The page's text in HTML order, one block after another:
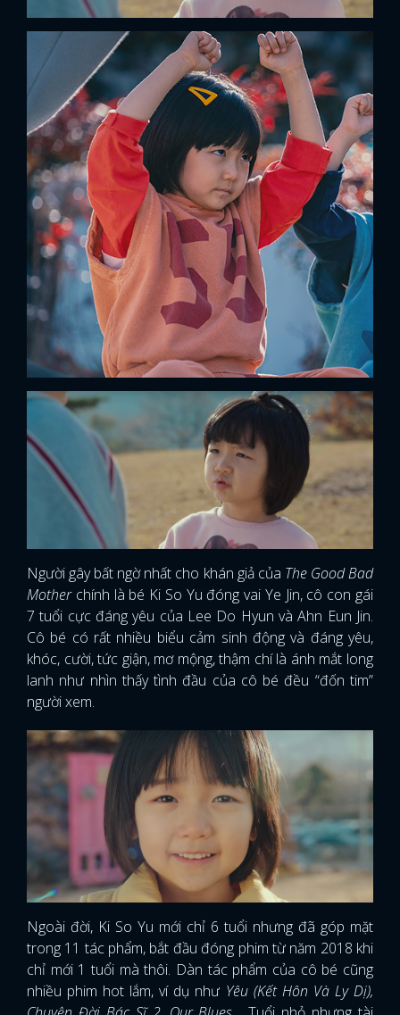
x
ĐĂNG NHẬP
Người gây bất ngờ nhất cho khán giả của The Good Bad
Motherchính là bé Ki So Yu đóng vai Ye Jin, cô con gái
7 tuổi cực đáng yêu của Lee Do Hyun và Ahn Eun Jin.
Cô bé có rất nhiều biểu cảm sinh động và đáng yêu,
khóc, cười, tức giận, mơ mộng, thậm chí là ánh mắt long
lanh như nhìn thấy tình đầu của cô bé đều “đốn tim”
người xem.
Ngoài đời, Ki So Yu mới chỉ 6 tuổi nhưng đã góp mặt
trong 11 tác phẩm, bắt đầu đóng phim từ năm 2018 khi
chỉ mới 1 tuổi mà thôi. Dàn tác phẩm của cô bé cũng
nhiều phim hot lắm, ví dụ như Yêu (Kết Hôn Và Ly Dị),